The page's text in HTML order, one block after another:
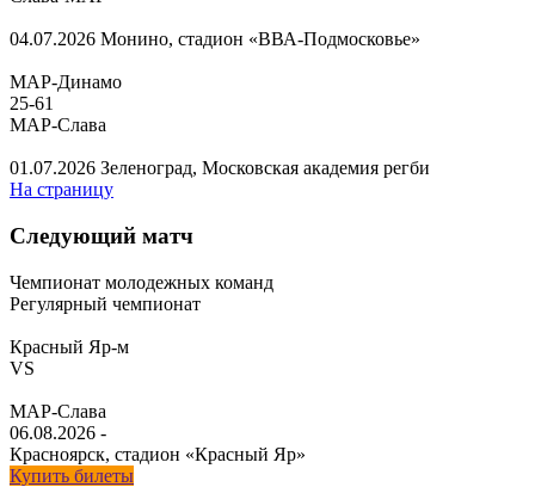
04.07.2026 Монино, стадион «ВВА-Подмосковье»
МАР-Динамо
25-61
МАР-Слава
01.07.2026 Зеленоград, Московская академия регби
На страницу
Следующий матч
Чемпионат молодежных команд
Регулярный чемпионат
Красный Яр-м
VS
МАР-Слава
06.08.2026 -
Красноярск, стадион «Красный Яр»
Купить билеты